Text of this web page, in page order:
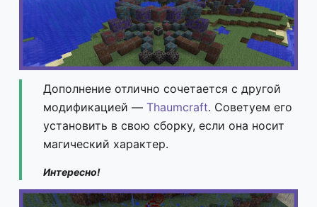
Дополнение отлично сочетается с другой
модификацией — Thaumcraft. Советуем его
установить в свою сборку, если она носит
магический характер.
Интересно!